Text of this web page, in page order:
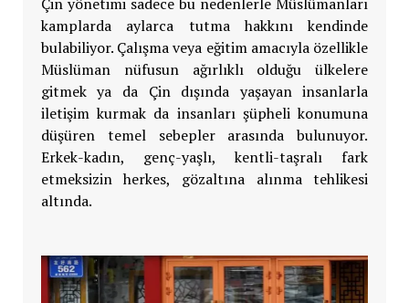
kamplarda aylarca tutma hakkını kendinde
bulabiliyor. Çalışma veya eğitim amacıyla özellikle
Müslüman nüfusun ağırlıklı olduğu ülkelere
gitmek ya da Çin dışında yaşayan insanlarla
iletişim kurmak da insanları şüpheli konumuna
düşüren temel sebepler arasında bulunuyor.
Erkek-kadın, genç-yaşlı, kentli-taşralı fark
etmeksizin herkes, gözaltına alınma tehlikesi
altında.